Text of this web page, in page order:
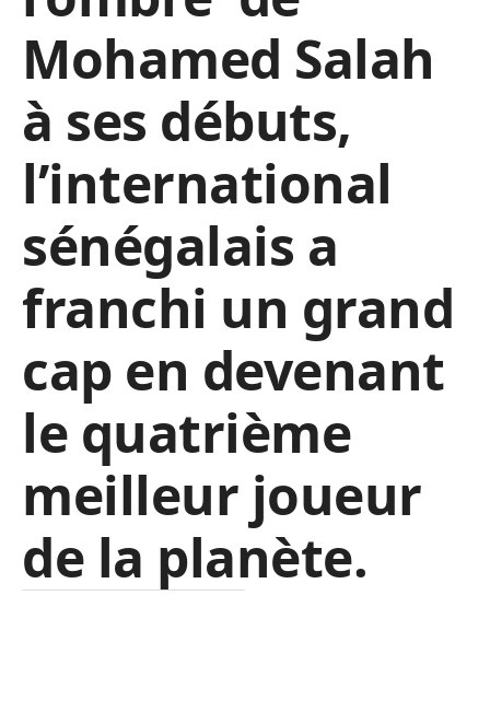
Mohamed Salah
à ses débuts,
l’international
sénégalais a
franchi un grand
cap en devenant
le quatrième
meilleur joueur
de la planète.